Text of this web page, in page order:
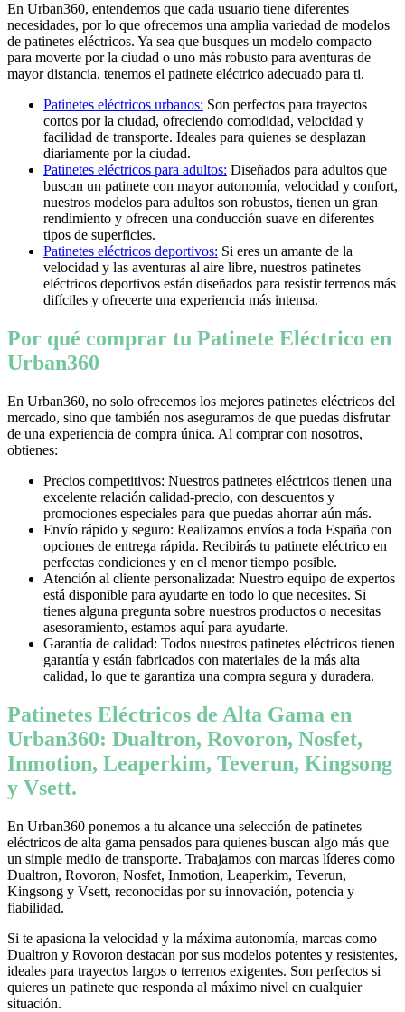
En Urban360, entendemos que cada usuario tiene diferentes
necesidades, por lo que ofrecemos una amplia variedad de modelos
de patinetes eléctricos. Ya sea que busques un modelo compacto
para moverte por la ciudad o uno más robusto para aventuras de
mayor distancia, tenemos el patinete eléctrico adecuado para ti.
Patinetes eléctricos urbanos: Son perfectos para trayectos
cortos por la ciudad, ofreciendo comodidad, velocidad y
facilidad de transporte. Ideales para quienes se desplazan
diariamente por la ciudad.
Patinetes eléctricos para adultos: Diseñados para adultos que
buscan un patinete con mayor autonomía, velocidad y confort,
nuestros modelos para adultos son robustos, tienen un gran
rendimiento y ofrecen una conducción suave en diferentes
tipos de superficies.
Patinetes eléctricos deportivos: Si eres un amante de la
velocidad y las aventuras al aire libre, nuestros patinetes
eléctricos deportivos están diseñados para resistir terrenos más
difíciles y ofrecerte una experiencia más intensa.
Por qué comprar tu Patinete Eléctrico en
Urban360
En Urban360, no solo ofrecemos los mejores patinetes eléctricos del
mercado, sino que también nos aseguramos de que puedas disfrutar
de una experiencia de compra única. Al comprar con nosotros,
obtienes:
Precios competitivos: Nuestros patinetes eléctricos tienen una
excelente relación calidad-precio, con descuentos y
promociones especiales para que puedas ahorrar aún más.
Envío rápido y seguro: Realizamos envíos a toda España con
opciones de entrega rápida. Recibirás tu patinete eléctrico en
perfectas condiciones y en el menor tiempo posible.
Atención al cliente personalizada: Nuestro equipo de expertos
está disponible para ayudarte en todo lo que necesites. Si
tienes alguna pregunta sobre nuestros productos o necesitas
asesoramiento, estamos aquí para ayudarte.
Garantía de calidad: Todos nuestros patinetes eléctricos tienen
garantía y están fabricados con materiales de la más alta
calidad, lo que te garantiza una compra segura y duradera.
Patinetes Eléctricos de Alta Gama en
Urban360: Dualtron, Rovoron, Nosfet,
Inmotion, Leaperkim, Teverun, Kingsong
y Vsett.
En Urban360 ponemos a tu alcance una selección de patinetes
eléctricos de alta gama pensados para quienes buscan algo más que
un simple medio de transporte. Trabajamos con marcas líderes como
Dualtron, Rovoron, Nosfet, Inmotion, Leaperkim, Teverun,
Kingsong y Vsett, reconocidas por su innovación, potencia y
fiabilidad.
Si te apasiona la velocidad y la máxima autonomía, marcas como
Dualtron y Rovoron destacan por sus modelos potentes y resistentes,
ideales para trayectos largos o terrenos exigentes. Son perfectos si
quieres un patinete que responda al máximo nivel en cualquier
situación.